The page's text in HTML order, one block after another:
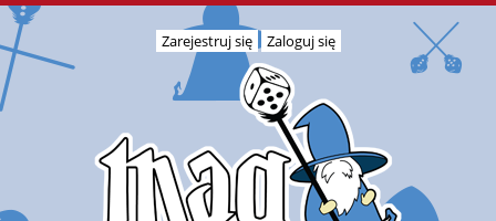
Zarejestruj się Zaloguj się